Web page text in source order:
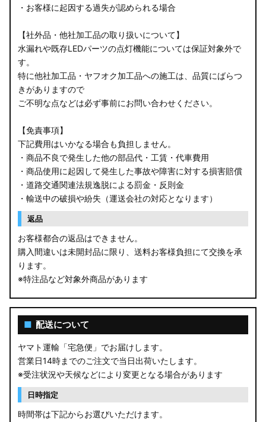
・お客様に起因する過失が認められる場合
【社外品・他社加工品の取り扱いについて】
水漏れや既存LEDパーツの点灯機能については保証対象外で
す。
特に他社加工品・ヤフオク加工品への施工は、品質にばらつ
きがありますので
ご不明な点などは必ず事前にお問い合わせください。
【免責事項】
下記費用はいかなる場合も負担しません。
・商品不良で発生した他の部品代・工賃・代車費用
・商品使用に起因して発生した事故や障害に対する損害賠償
・道路交通関連法規逸脱による罰金・反則金
・輸送中の破損や紛失（運送会社の対応となります）
返品
お客様都合の返品はできません。
購入間違いは未開封品に限り、送料お客様負担にて交換を承
ります。
※特注品など対象外商品があります
■ 配送について
ヤマト運輸「宅急便」でお届けします。
営業日14時までのご注文で当日出荷いたします。
※受注状況や天候などにより変更となる場合があります
日時指定
時間帯は下記からお選びいただけます。